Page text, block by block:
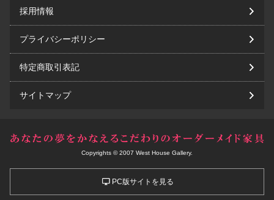
採用情報
プライバシーポリシー
特定商取引表記
サイトマップ
Copyrights © 2007 West House Gallery.
PC版サイトを見る